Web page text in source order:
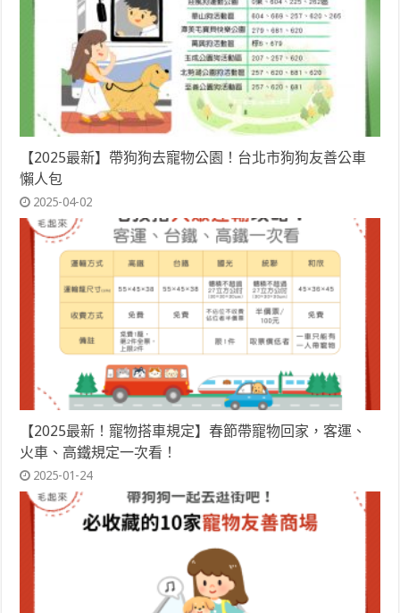
【2025最新】帶狗狗去寵物公園！台北市狗狗友善公車
懶人包
2025-04-02
【2025最新！寵物搭車規定】春節帶寵物回家，客運、
火車、高鐵規定一次看！
2025-01-24